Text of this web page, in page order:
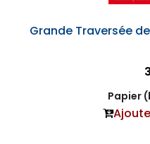
Grande Traversée
Papier